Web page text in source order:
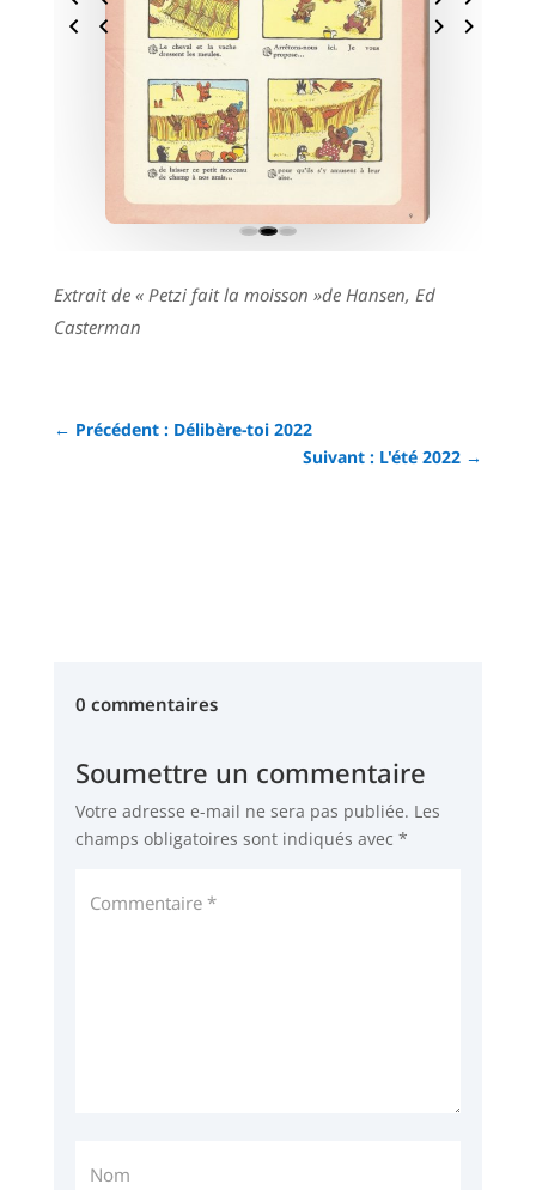
Extrait de « Petzi fait la moisson »de Hansen, Ed
Casterman
← Précédent : Délibère-toi 2022
Suivant : L'été 2022 →
0 commentaires
Soumettre un commentaire
Votre adresse e-mail ne sera pas publiée. Les
champs obligatoires sont indiqués avec *